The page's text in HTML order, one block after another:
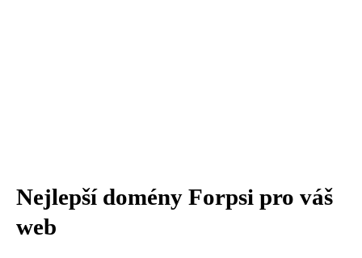
Nejlepší domény Forpsi pro váš
web